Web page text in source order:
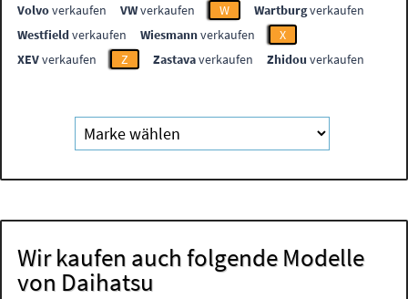
Volvoverkaufen VWverkaufen W Wartburgverkaufen
Westfieldverkaufen Wiesmannverkaufen
X
XEVverkaufen Z Zastavaverkaufen Zhidou verkaufen
Wir kaufen auch folgende Modelle
von Daihatsu